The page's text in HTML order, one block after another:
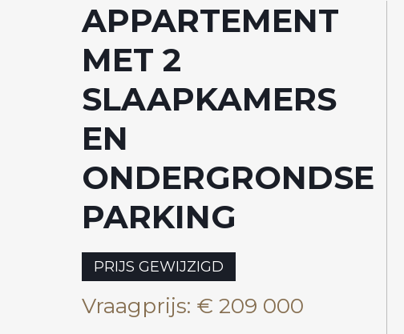
APPARTEMENT
MET 2
SLAAPKAMERS
EN
ONDERGRONDSE
PARKING
PRIJS GEWIJZIGD
Vraagprijs: € 209 000